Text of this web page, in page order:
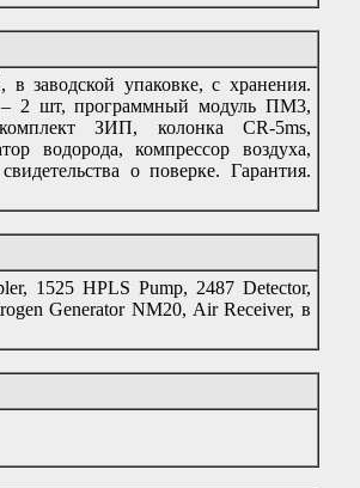
заводской упаковке, с хранения.
– 2 шт, программный модуль ПМ3,
ЗИП, колонка CR-5ms,
водорода, компрессор воздуха,
о поверке. Гарантия.
1525 HPLS Pump, 2487 Detector,
Generator NM20, Air Receiver, в